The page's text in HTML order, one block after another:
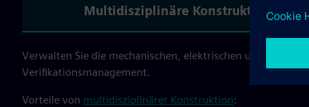
Multidisziplinäre Konstruktion
Verwalten Sie die mechanischen, elektrischen und
Verifikationsmanagement.
Vorteile von multidisziplinärer Konstruktion: